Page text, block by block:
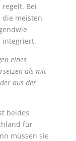
Bei
die meisten
integriert.
eines
als mit
aus der
beides
für
müssen sie